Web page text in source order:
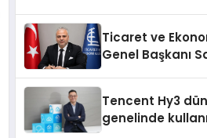
Ticaret ve
Genel Başkanı
şunları kaydetti:
Tencent Hy3
genelinde